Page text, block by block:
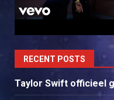
RECENT POSTS
Taylor Swift officieel